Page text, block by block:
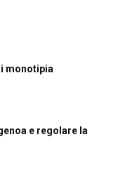
monotipia
e regolare la